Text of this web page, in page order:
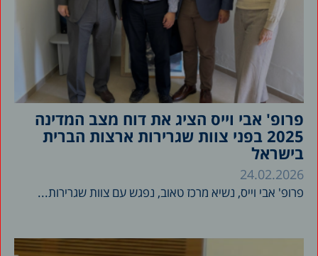
פרופ' אבי וייס הציג את דוח מצב המדינה
2025 בפני צוות שגרירות ארצות הברית
בישראל
24.02.2026
פרופ' אבי וייס, נשיא מרכז טאוב, נפגש עם צוות שגרירות...